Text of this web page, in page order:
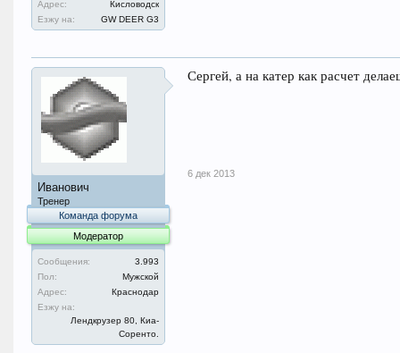
Адрес:
Кисловодск
Езжу на:
GW DEER G3
Иванович
Тренер
Команда форума
Модератор
Сообщения:
3.993
Пол:
Мужской
Адрес:
Краснодар
Езжу на:
Лендкрузер 80, Киа-
Соренто.
Сергей, а на катер как расчет
6 дек 2013